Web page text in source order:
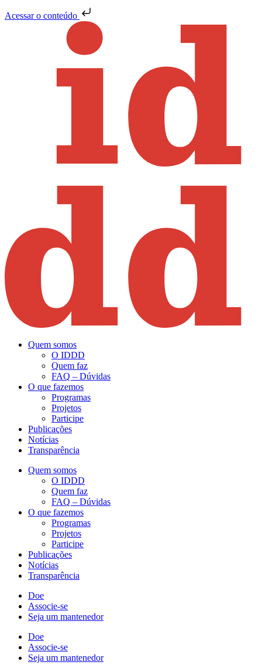
Acessar o conteúdo
Quem somos
O IDDD
Quem faz
FAQ – Dúvidas
O que fazemos
Programas
Projetos
Participe
Publicações
Notícias
Transparência
Quem somos
O IDDD
Quem faz
FAQ – Dúvidas
O que fazemos
Programas
Projetos
Participe
Publicações
Notícias
Transparência
Doe
Associe-se
Seja um mantenedor
Doe
Associe-se
Seja um mantenedor